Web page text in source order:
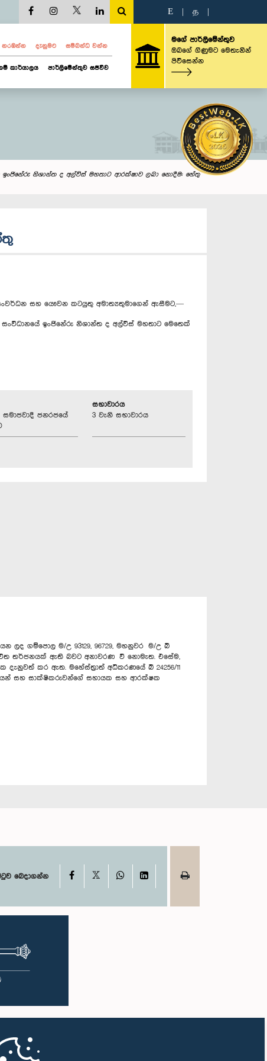
E த
නරඹන්න දැනුමට සම්බන්ධ වන්න
කාර්යාලය පාර්ලිමේන්තුව සජීවීව
මගේ පාර්ලිමේන්තුව
ඔබගේ ගිණුමට මෙතැනින්
පිවිසෙන්න
ඉංජිනේරු නිශාන්ත ද අල්විස් මහතාට ආරක්ෂාව ලබා නොදීම: හේතු
සහ යෞවන කටයුතු අමාත්‍යතුමාගෙන් ඇසීමට,—
ඉංජිනේරු නිශාන්ත ද අල්විස් මහතාට මෙතෙක්
සමාජවාදී ජනරජයේ
සභාවාරය
3 වැනි සභාවාරය
ගම්පොල ම/උ 93129, 96729, මහනුවර ම/උ බී
ජීවිත තර්ජනයක් ඇති බවට අනාවරණ වී නොමැත. එසේම,
කර ඇත. මහේස්ත්‍රාත් අධිකරණයේ බී 24256/11
සහ සාක්ෂිකරුවන්ගේ සහායක සහ ආරක්ෂක
බෙදාගන්න Facebook WhatsAppLinkedIn